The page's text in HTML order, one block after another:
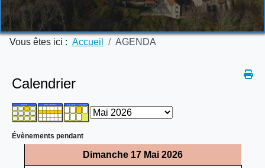
Vous êtes ici : Accueil AGENDA
Calendrier
Évènements pendant
Dimanche 17 Mai 2026